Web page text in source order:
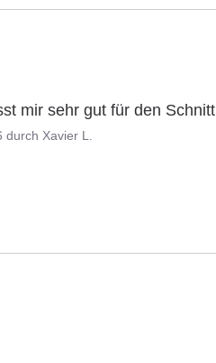
mir sehr gut für den Schnitt
durch Xavier L.